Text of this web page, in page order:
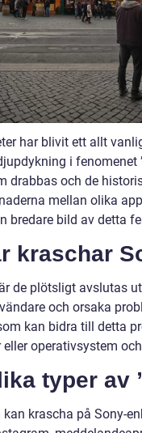
har blivit ett allt
i fenomenet
drabbas och de
mellan olika
bredare bild av detta
kraschar
de plötsligt avslutas
och orsaka
kan bidra till detta
operativsystem
typer av
krascha på Sony-